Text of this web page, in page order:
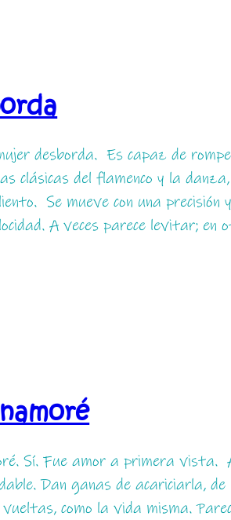
desborda. Es capaz de
clásicas del flamenco y la
Se mueve con una precisión
A veces parece levitar; en
Sí. Fue amor a primera vista.
Dan ganas de acariciarla,
como la vida misma.